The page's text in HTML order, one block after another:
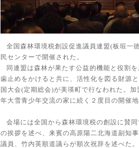
全国森林環境税創設促進議員連盟(板垣一
民センターで開催された。
同連盟は森林が果たす公益的機能と役割
歯止めをかけると共に、活性化を図る財源
国大会(定期総会)が美瑛町で行なわれた。
年大雪青少年交流の家に続く２度目の開催地
会場には全国から森林環境税の創設に賛
の挨拶を述べ、来賓の高原陽二北海道副知
議員、竹内英順道議らが順次祝辞を述べた。